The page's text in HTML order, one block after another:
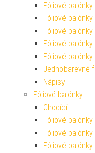
Fóliové
Fóliové
Fóliové
Fóliové
Fóliové
Jednobarevné
Nápisy
Fóliové balónky
Chodící
Fóliové
Fóliové
Fóliové